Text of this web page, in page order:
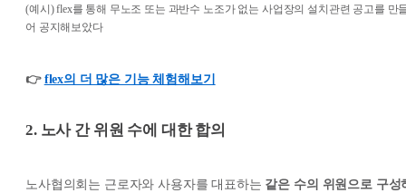
(예시) flex를 통해 무노조 또는 과반수 노조가 없는 사업장의 설치관련 공고를 만
어 공지해보았다
👉 flex의 더 많은 기능 체험해보기
2. 노사 간 위원 수에 대한 합의
노사협의회는 근로자와 사용자를 대표하는 같은 수의 위원으로 구성